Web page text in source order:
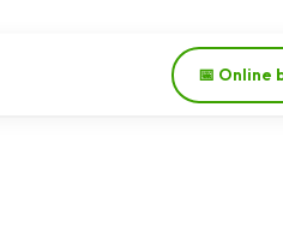
📅 Online